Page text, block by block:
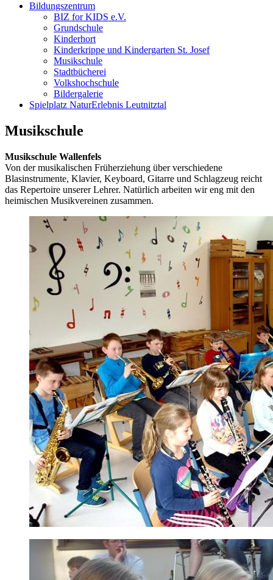
Bildungszentrum
BIZ for KIDS e.V.
Grundschule
Kinderhort
Kinderkrippe und Kindergarten St. Josef
Musikschule
Stadtbücherei
Volkshochschule
Bildergalerie
Spielplatz NaturErlebnis Leutnitztal
Musikschule
Musikschule Wallenfels
Von der musikalischen Früherziehung über verschiedene
Blasinstrumente, Klavier, Keyboard, Gitarre und Schlagzeug reicht
das Repertoire unserer Lehrer. Natürlich arbeiten wir eng mit den
heimischen Musikvereinen zusammen.